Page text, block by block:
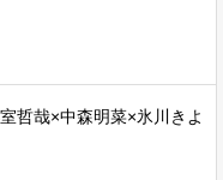
哲哉×中森明菜×氷川きよ